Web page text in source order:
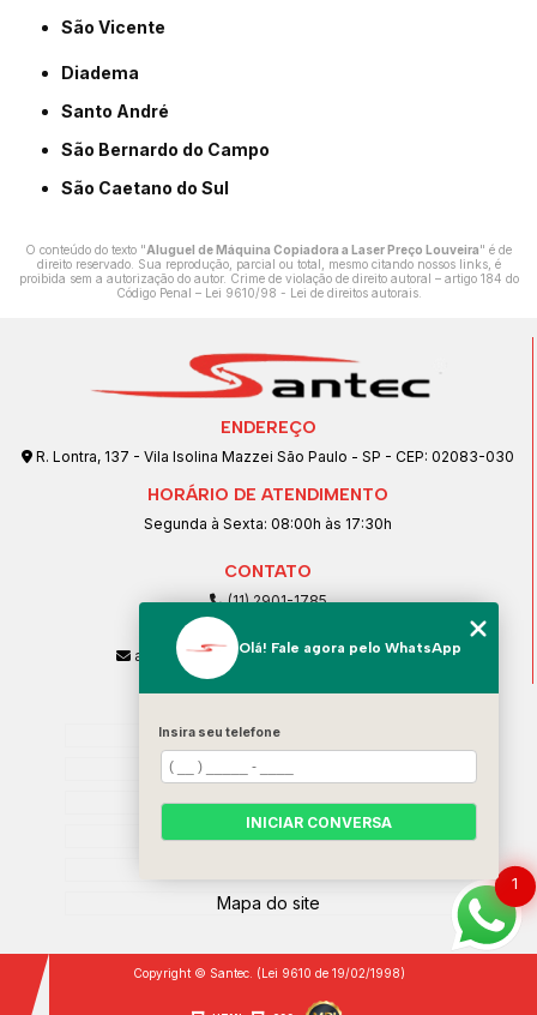
São Vicente
Diadema
Santo André
São Bernardo do Campo
São Caetano do Sul
O conteúdo do texto "Aluguel de Máquina Copiadora a Laser Preço Louveira" é de
direito reservado. Sua reprodução, parcial ou total, mesmo citando nossos links, é
proibida sem a autorização do autor. Crime de violação de direito autoral – artigo 184 do
Código Penal – Lei 9610/98 - Lei de direitos autorais.
ENDEREÇO
R. Lontra, 137 - Vila Isolina Mazzei São Paulo - SP - CEP: 02083-030
HORÁRIO DE ATENDIMENTO
Segunda à Sexta: 08:00h às 17:30h
CONTATO
(11) 2901-1785
(11) 99239-1832
atendimento@santeccopiadoras.com.br
Home
Empresa
SERVIÇOS
Contato
Mapa do site
Copyright © Santec. (Lei 9610 de 19/02/1998)
1
Olá! Fale agora pelo WhatsApp
Insira seu telefone
INICIAR CONVERSA